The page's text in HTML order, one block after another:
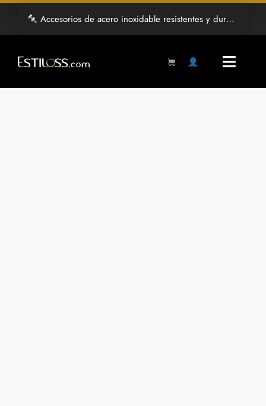
Saltar
contenido
Accesorios de acero inoxidable resistentes y duraderos